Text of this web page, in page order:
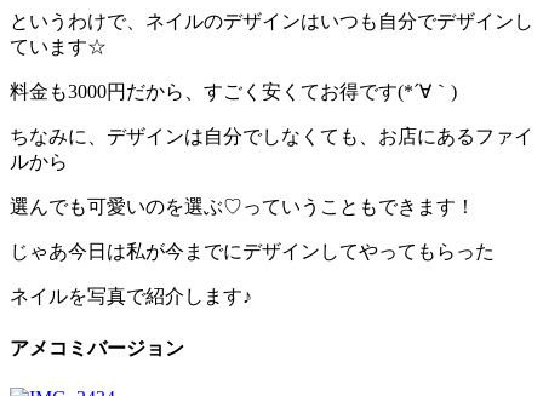
というわけで、ネイルのデザインはいつも自分でデザインし
ています☆
料金も3000円だから、すごく安くてお得です(*´∀｀)
ちなみに、デザインは自分でしなくても、お店にあるファイ
ルから
選んでも可愛いのを選ぶ♡っていうこともできます！
じゃあ今日は私が今までにデザインしてやってもらった
ネイルを写真で紹介します♪
アメコミバージョン